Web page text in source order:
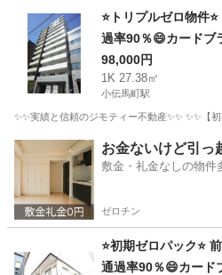
小川駅 マンション
⭐️トリプルゼロ物件
過率90％😄カードブ
でトラブルOK・様々
お客様OK✨ 東京メ
3分❗️中央区日本橋大伝馬町 2-15
992
98,000円
1K 27.38㎡
小伝馬町駅
✨✨実績と信頼のジモティー不動産✨✨ ✨✨
中央区 小伝馬町駅 マンショ
お金ないけど引っ
敷金・礼金なしの物件
ゼロチン
⭐️初期ゼロパック⭐️
通過率90％😄カード